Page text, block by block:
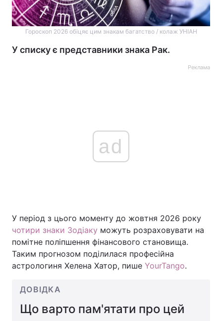
Гороскоп 2026 обіцяє цим знакам багатство / колаж УНІАН
У списку є представники знака Рак.
Реклама
ad
У період з цього моменту до жовтня 2026 року
чотири знаки Зодіаку можуть розраховувати на
помітне поліпшення фінансового становища.
Таким прогнозом поділилася професійна
астрологиня Хелена Хатор, пише YourTango.
ДОВІДКА
Що варто пам'ятати про цей